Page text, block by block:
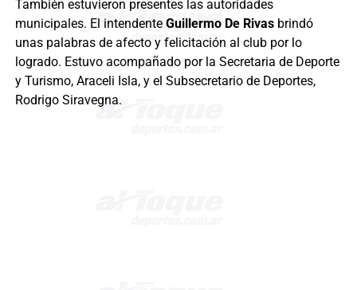
También estuvieron presentes las autoridades
municipales. El intendente Guillermo De Rivas brindó
unas palabras de afecto y felicitación al club por lo
logrado. Estuvo acompañado por la Secretaria de Deporte
y Turismo, Araceli Isla, y el Subsecretario de Deportes,
Rodrigo Siravegna.